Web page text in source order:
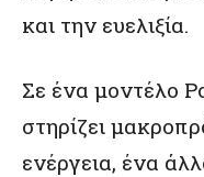
και την ευελιξία.
Σε ένα μοντέλο
στηρίζει
ενέργεια, ένα